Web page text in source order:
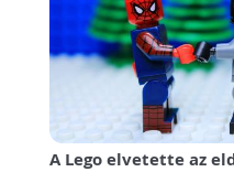
A Lego elvetette az